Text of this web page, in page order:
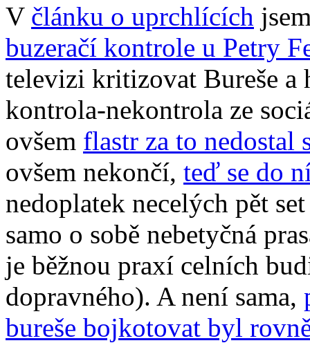
V článku o uprchlících
buzeračí kontrole u Petry
televizi kritizovat Bureše a
kontrola-nekontrola ze
ovšem flastr za to nedostal
ovšem nekončí, teď se do
nedoplatek necelých pět
samo o sobě nebetyčná
je běžnou praxí celních
dopravného). A není sama,
bureše bojkotovat byl